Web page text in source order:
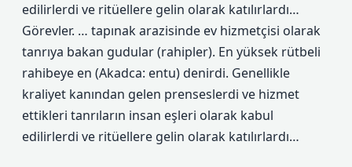
edilirlerdi ve ritüellere gelin olarak katılırlardı…
Görevler. … tapınak arazisinde ev hizmetçisi olarak
tanrıya bakan gudular (rahipler). En yüksek rütbeli
rahibeye en (Akadca: entu) denirdi. Genellikle
kraliyet kanından gelen prenseslerdi ve hizmet
ettikleri tanrıların insan eşleri olarak kabul
edilirlerdi ve ritüellere gelin olarak katılırlardı…